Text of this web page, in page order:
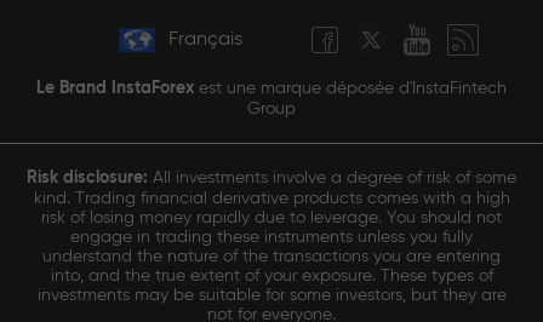
Français
Le Brand InstaForex est une marque déposée d'InstaFintech
Group
Risk disclosure: All investments involve a degree of risk of some
kind. Trading financial derivative products comes with a high
risk of losing money rapidly due to leverage. You should not
engage in trading these instruments unless you fully
understand the nature of the transactions you are entering
into, and the true extent of your exposure. These types of
investments may be suitable for some investors, but they are
not for everyone.